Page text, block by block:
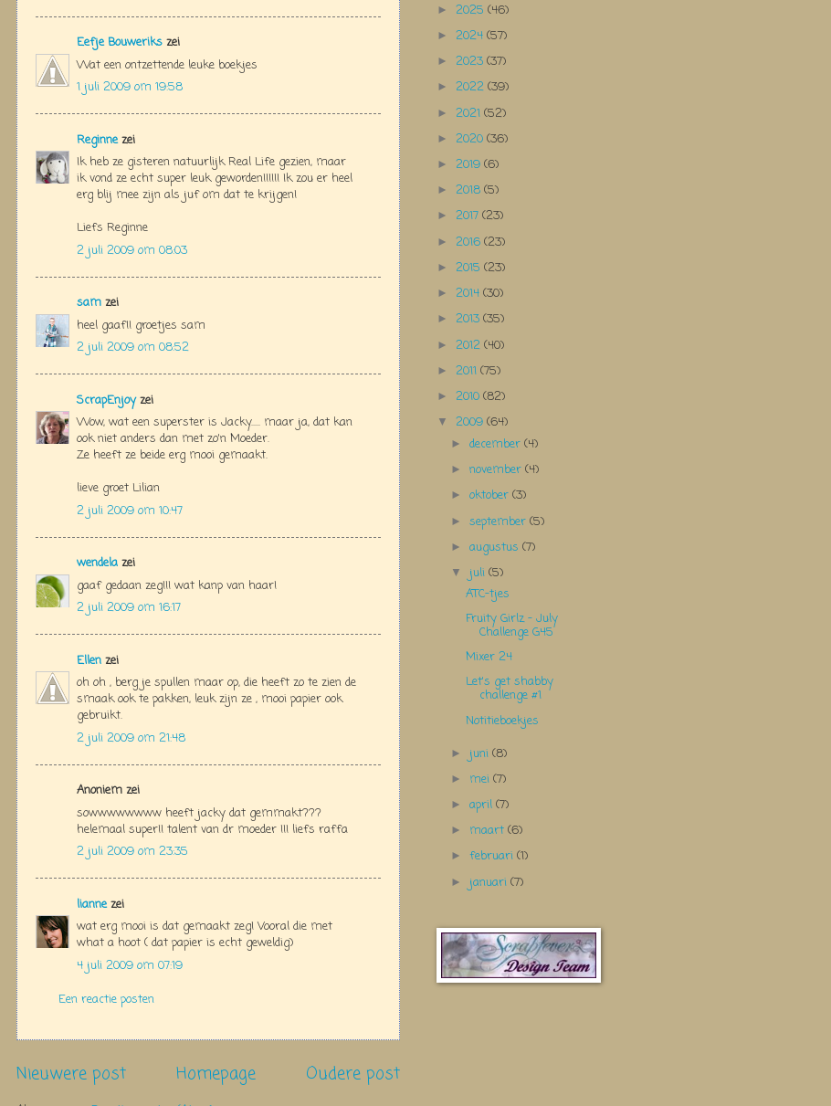
Eefje Bouweriks zei
Wat een ontzettende leuke boekjes
1 juli 2009 om 19:58
Reginnezei
Ik heb ze gisteren natuurlijk Real Life gezien, maar
ik vond ze echt super leuk geworden!!!!!! Ik zou er heel
erg blij mee zijn als juf om dat te krijgen!
Liefs Reginne
2 juli 2009 om 08:03
sam zei
heel gaaf!! groetjes sam
2 juli 2009 om 08:52
ScrapEnjoyzei
Wow, wat een superster is Jacky..... maar ja, dat kan
ook niet anders dan met zo'n Moeder.
Ze heeft ze beide erg mooi gemaakt.
lieve groet Lilian
2 juli 2009 om 10:47
wendela zei
gaaf gedaan zeg!!! wat kanp van haar!
2 juli 2009 om 16:17
Ellen zei
oh oh , berg je spullen maar op, die heeft zo te zien de
smaak ook te pakken, leuk zijn ze , mooi papier ook
gebruikt.
2 juli 2009 om 21:48
Anoniem zei
sowwwwwwww heeft jacky dat gemmakt???
helemaal super!! talent van dr moeder !!! liefs raffa
2 juli 2009 om 23:35
liannezei
wat erg mooi is dat gemaakt zeg! Vooral die met
what a hoot ( dat papier is echt geweldig)
4 juli 2009 om 07:19
Een reactie posten
Nieuwere post Oudere post
Homepage
► 2025 (46)
► 2024 (57)
► 2023 (37)
► 2022 (39)
► 2021 (52)
► 2020 (36)
► 2019 (6)
► 2018 (5)
► 2017 (23)
► 2016 (23)
► 2015 (23)
► 2014 (30)
► 2013 (35)
► 2012 (40)
► 2011 (75)
► 2010 (82)
▼ 2009 (64)
►december(4)
►november(4)
►oktober(3)
►september(5)
►augustus(7)
▼ juli(5)
ATC-tjes
Fruity Girlz - July
Challenge G45
Mixer 24
Let's get shabby
challenge #1
Notitieboekjes
► juni(8)
► mei(7)
►april(7)
► maart(6)
►februari(1)
► januari(7)